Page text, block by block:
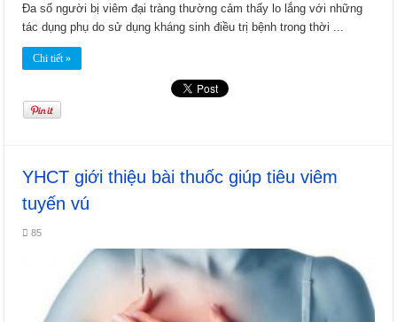
Đa số người bị viêm đại tràng thường cảm thấy lo lắng với những
tác dụng phụ do sử dụng kháng sinh điều trị bệnh trong thời ...
Chi tiết »
YHCT giới thiệu bài thuốc giúp tiêu viêm
tuyến vú
85